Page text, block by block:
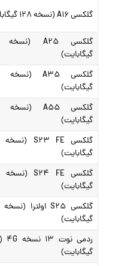
گلکسی A۱۶ (نسخه ۱۲۸ گیگابایت)
گیگابایت)
گیگابایت)
گیگابایت)
گیگابایت)
گیگابایت)
گیگابایت)
گیگابایت)